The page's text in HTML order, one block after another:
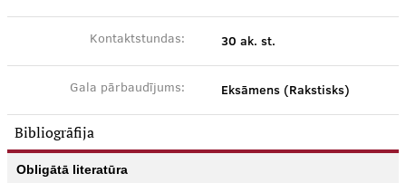
Kontaktstundas: 30 ak. st.
Gala pārbaudījums: Eksāmens (Rakstisks)
Bibliogrāfija
Obligātā literatūra